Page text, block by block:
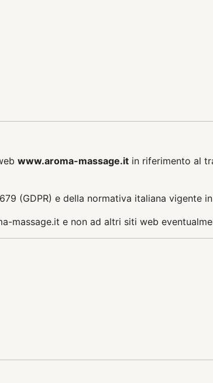
www.aroma-massage.it in riferimento al
(GDPR) e della normativa italiana
massage.it e non ad altri siti web